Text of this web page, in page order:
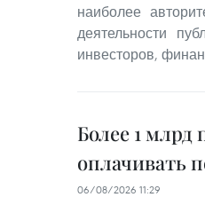
наиболее
деятельности
инвесторов,
Более 1 млрд
оплачивать
06/08/2026 11:29